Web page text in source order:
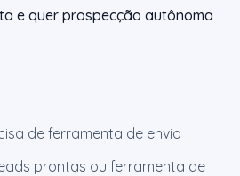
e quer prospecção autônoma
de ferramenta de envio
prontas ou ferramenta de